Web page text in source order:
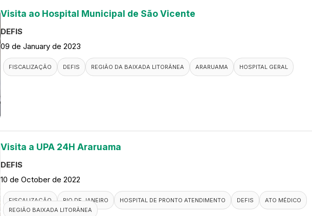
Visita ao Hospital Municipal de São Vicente
DEFIS
09 de January de 2023
FISCALIZAÇÃO DEFIS REGIÃO DA BAIXADA LITORÂNEA ARARUAMA HOSPITAL GERAL
Visita a UPA 24H Araruama
DEFIS
10 de October de 2022
FISCALIZAÇÃO RIO DE JANEIRO HOSPITAL DE PRONTO ATENDIMENTO DEFIS
ATO MÉDICO
REGIÃO BAIXADA LITORÂNEA